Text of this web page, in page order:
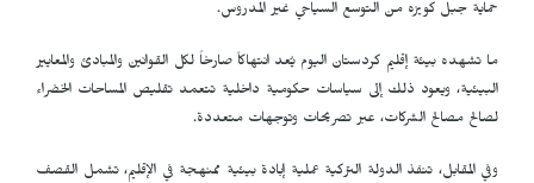
حماية جبل كويزە من التوسع السياحي غير المدروس.
ما تشهده بيئة إقليم كردستان اليوم يُعد انتهاكاً صارخاً لكل القوانين والمبادئ والمعايير
البيئية، ويعود ذلك إلى سياسات حكومية داخلية تتعمد تقليص المساحات الخضراء
لصالح مصالح الشركات، عبر تصريحات وتوجهات متعددة.
وفي المقابل، تنفذ الدولة التركية عملية إبادة بيئية ممنهجة في الإقليم، تشمل القصف